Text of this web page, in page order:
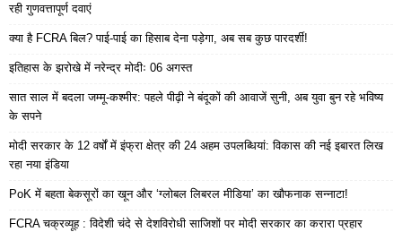
रही गुणवत्तापूर्ण दवाएं
क्या है FCRA बिल? पाई-पाई का हिसाब देना पड़ेगा, अब सब कुछ पारदर्शी!
इतिहास के झरोखे में नरेन्द्र मोदीः 06 अगस्त
सात साल में बदला जम्मू-कश्मीर: पहले पीढ़ी ने बंदूकों की आवाजें सुनी, अब युवा बुन रहे भविष्य
के सपने
मोदी सरकार के 12 वर्षों में इंफ्रा क्षेत्र की 24 अहम उपलब्धियां: विकास की नई इबारत लिख
रहा नया इंडिया
PoK में बहता बेकसूरों का खून और ‘ग्लोबल लिबरल मीडिया’ का खौफनाक सन्नाटा!
FCRA चक्रव्यूह : विदेशी चंदे से देशविरोधी साजिशों पर मोदी सरकार का करारा प्रहार